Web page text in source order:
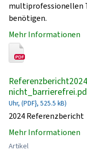
multiprofessionellen
benötigen.
Mehr Informationen
Uhr, (PDF}, 525.5 kB)
2024 Referenzbericht
Mehr Informationen
Artikel